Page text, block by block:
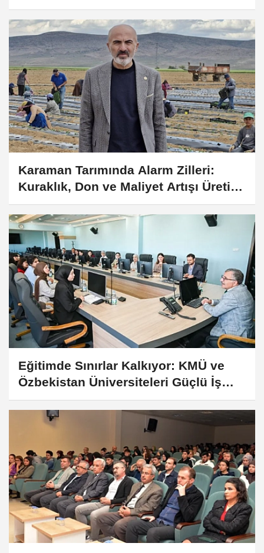
Karaman Tarımında Alarm Zilleri:
Kuraklık, Don ve Maliyet Artışı Üretimi
Vurdu
Eğitimde Sınırlar Kalkıyor: KMÜ ve
Özbekistan Üniversiteleri Güçlü İş
Birliğine İmza Attı